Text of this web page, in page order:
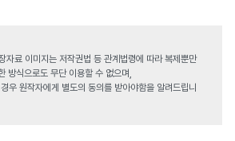
자료 이미지는 저작권법 등 관계법령에 따라 복제뿐만
방식으로도 무단 이용할 수 없으며,
우 원작자에게 별도의 동의를 받아야함을 알려드립니